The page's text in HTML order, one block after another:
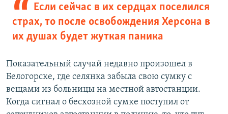
Если сейчас в их сердцах поселился
страх, то после освобождения Херсона в
их душах будет жуткая паника
Показательный случай недавно произошел в
Белогорске, где селянка забыла свою сумку с
вещами из больницы на местной автостанции.
Когда сигнал о бесхозной сумке поступил от